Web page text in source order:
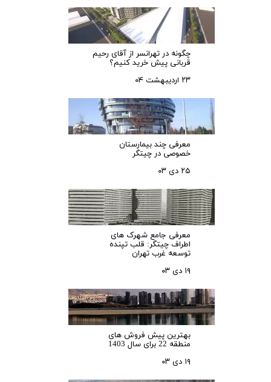
چگونه در تهرانسر از آقای رحیم
قربانی پیش خرید کنیم؟
۲۳ اردیبهشت ۰۴
معرفی چند بیمارستان
خصوصی در چیتگر
۲۵ دی ۰۳
معرفی جامع شهرک‌ های
اطراف چیتگر: قلب تپنده
توسعه غرب تهران
۱۹ دی ۰۳
بهترین پیش فروش های
منطقه 22 برای سال 1403
۱۹ دی ۰۳